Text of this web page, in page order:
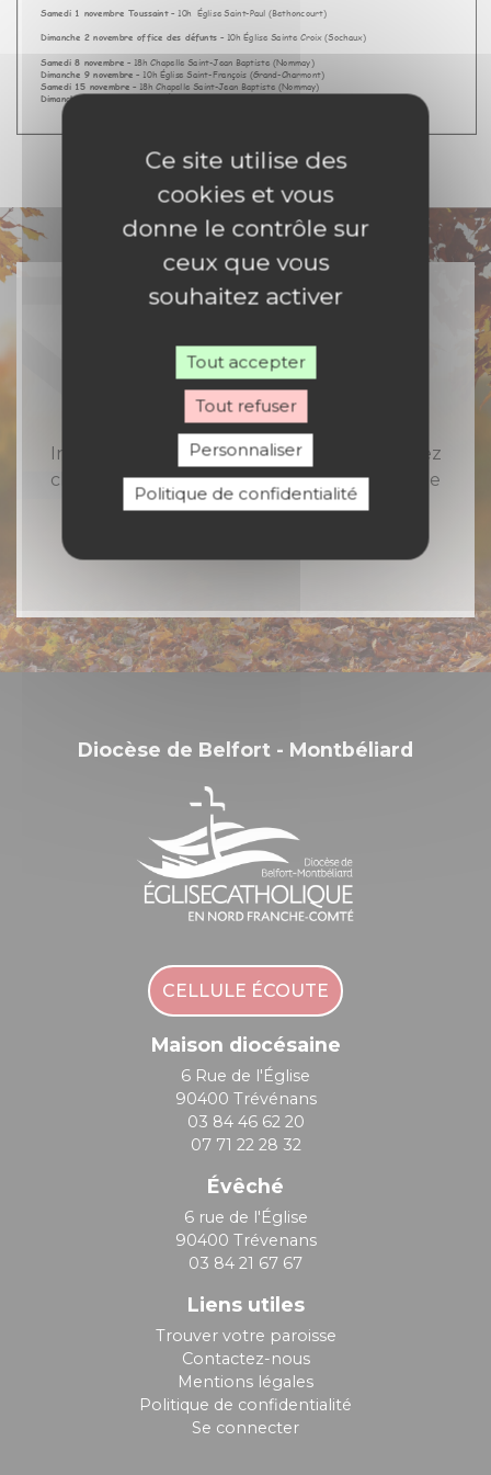
Rejoignez-nous
Inscrivez-vous à notre newsletter et recevez
chaque semaine toute l'actualité catholique
en Nord Franche-Comté
Diocèse de Belfort - Montbéliard
CELLULE ÉCOUTE
Maison diocésaine
6 Rue de l'Église
90400 Trévénans
03 84 46 62 20
07 71 22 28 32
Évêché
6 rue de l'Église
90400 Trévenans
03 84 21 67 67
Liens utiles
Trouver votre paroisse
Contactez-nous
Mentions légales
Politique de confidentialité
Se connecter
Ce site utilise des
cookies et vous
donne le contrôle sur
ceux que vous
souhaitez activer
Tout accepter
Tout refuser
Personnaliser
Politique de confidentialité